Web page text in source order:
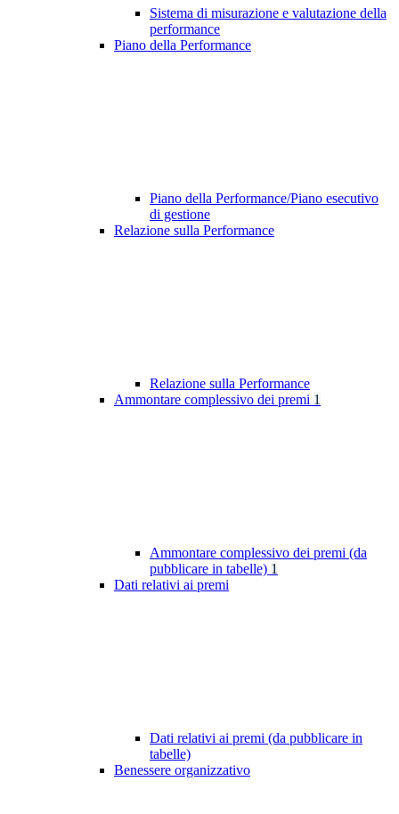
Sistema di misurazione e valutazione della
performance
Piano della Performance
Piano della Performance/Piano esecutivo
di gestione
Relazione sulla Performance
Relazione sulla Performance
Ammontare complessivo dei premi 1
Ammontare complessivo dei premi (da
pubblicare in tabelle) 1
Dati relativi ai premi
Dati relativi ai premi (da pubblicare in
tabelle)
Benessere organizzativo